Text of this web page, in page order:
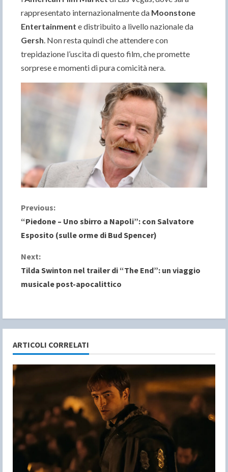
rappresentato internazionalmente da Moonstone
Entertainment e distribuito a livello nazionale da
Gersh. Non resta quindi che attendere con
trepidazione l’uscita di questo film, che promette
sorprese e momenti di pura comicità nera.
C
o
n
t
n
u
e
a
d
Previous:
“Piedone – Uno sbirro a Napoli”: con Salvatore
Esposito (sulle orme di Bud Spencer)
Next:
Tilda Swinton nel trailer di “The End”: un viaggio
musicale post-apocalittico
ARTICOLI CORRELATI